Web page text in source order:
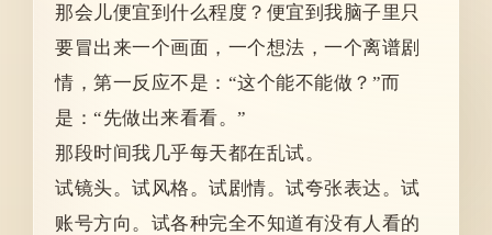
那会儿便宜到什么程度？便宜到我脑子里只
要冒出来一个画面，一个想法，一个离谱剧
情，第一反应不是：“这个能不能做？”而
是：“先做出来看看。”
那段时间我几乎每天都在乱试。
试镜头。试风格。试剧情。试夸张表达。试
账号方向。试各种完全不知道有没有人看的